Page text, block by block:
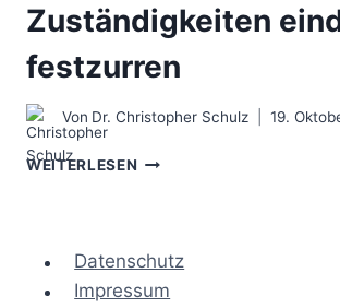
Zuständigkeiten
festzurren
Von Dr. Christopher Schulz 19.
WEITERLESEN DIE
ZUSTÄNDIGKEITEN
EINDEUTIG
FESTZURREN
Datenschutz
Impressum